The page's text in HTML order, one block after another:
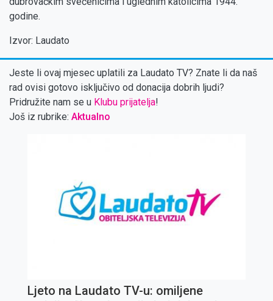
godine.
Izvor: Laudato
Jeste li ovaj mjesec uplatili za Laudato TV? Znate li da naš
rad ovisi gotovo isključivo od donacija dobrih ljudi?
Pridružite nam se u Klubu prijatelja!
Još iz rubrike: Aktualno
Ljeto na Laudato TV-u: omiljene